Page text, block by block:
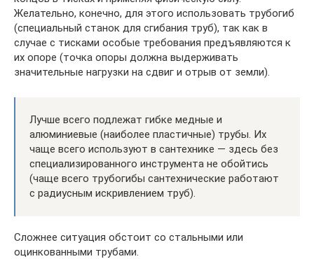
Желательно, конечно, для этого использовать трубогиб
(специальный станок для сгибания труб), так как в
случае с тисками особые требования предъявляются к
их опоре (точка опоры должна выдерживать
значительные нагрузки на сдвиг и отрыв от земли).
Лучше всего подлежат гибке медные и
алюминиевые (наиболее пластичные) трубы. Их
чаще всего используют в сантехнике — здесь без
специализированного инструмента не обойтись
(чаще всего трубогибы сантехнические работают
с радиусным искривлением труб).
Сложнее ситуация обстоит со стальными или
оцинкованными трубами.